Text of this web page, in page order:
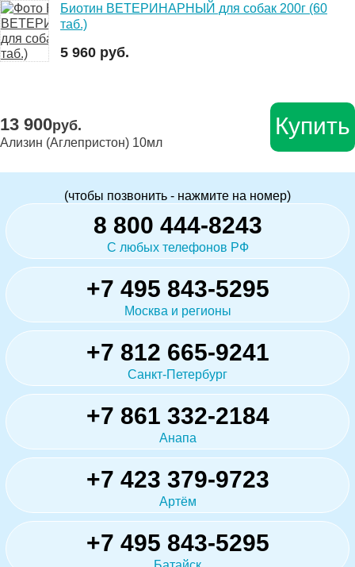
Биотин ВЕТЕРИНАРНЫЙ для собак 200г (60
таб.)
5 960 руб.
13 900руб.
Ализин (Аглепристон) 10мл
Купить
(чтобы позвонить - нажмите на номер)
8 800 444-8243
С любых телефонов РФ
+7 495 843-5295
Москва и регионы
+7 812 665-9241
Санкт-Петербург
+7 861 332-2184
Анапа
+7 423 379-9723
Артём
+7 495 843-5295